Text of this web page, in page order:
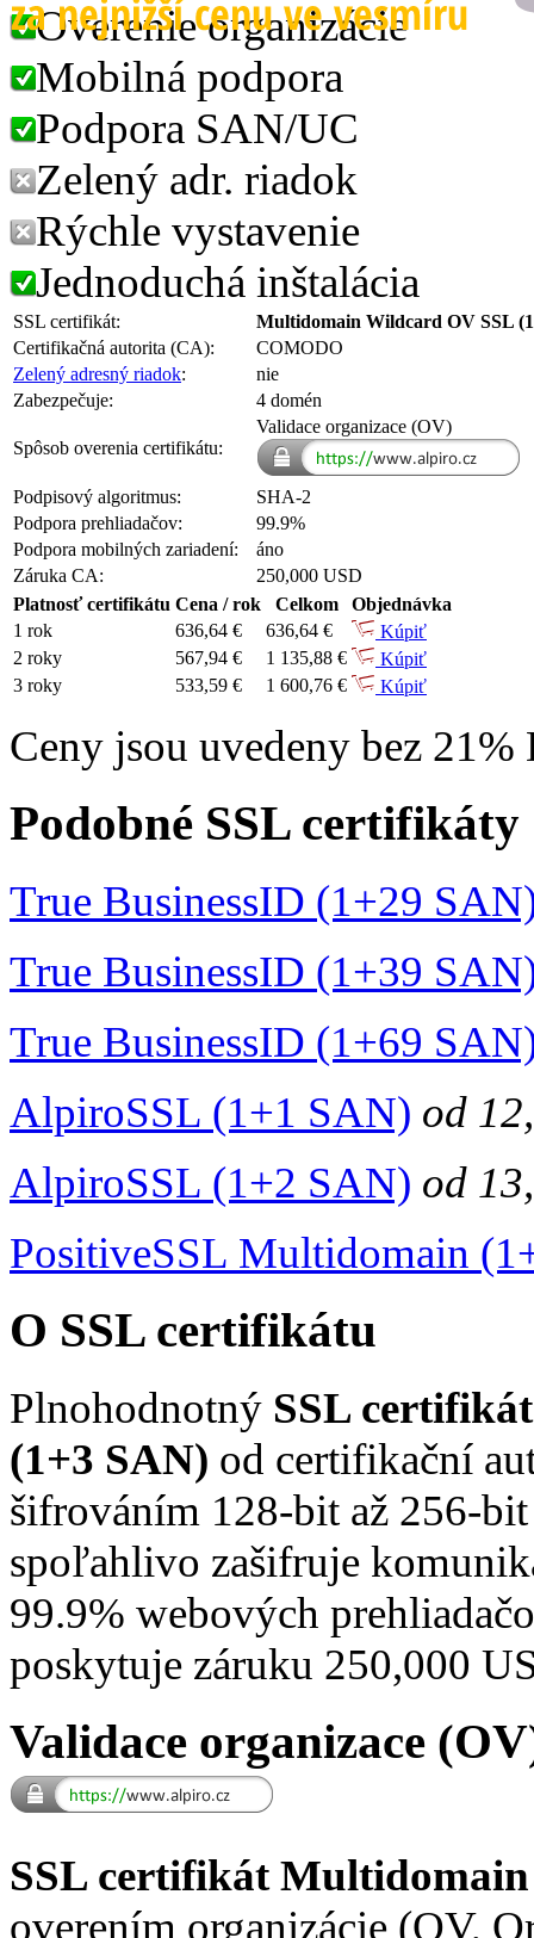
Overenie organizácie
Mobilná podpora
Podpora SAN/UC
Zelený adr. riadok
Rýchle vystavenie
Jednoduchá inštalácia
SSL certifikát:
Multidomain Wildcard OV SSL
Certifikačná autorita (CA):
COMODO
Zelený adresný riadok:
nie
Zabezpečuje:
4 domén
Spôsob overenia certifikátu:
Validace organizace (OV)
Podpisový algoritmus:
SHA-2
Podpora prehliadačov:
99.9%
Podpora mobilných zariadení:
áno
Záruka CA:
250,000 USD
Platnosť certifikátu Cena / rok Celkom
Objednávka
1 rok
636,64 € 636,64 €
Kúpiť
2 roky
567,94 € 1 135,88 €
Kúpiť
3 roky
533,59 € 1 600,76 € Kúpiť
Ceny jsou uvedeny bez 21%
Podobné SSL certifikáty
True BusinessID (1+29
True BusinessID (1+39
True BusinessID (1+69
AlpiroSSL (1+1 SAN) od
AlpiroSSL (1+2 SAN) od
PositiveSSL Multidomain
O SSL certifikátu
Plnohodnotný SSL
(1+3 SAN) od certifikační
šifrováním 128-bit až 256-
spoľahlivo zašifruje
99.9% webových
poskytuje záruku 250,000
Validace organizace
SSL certifikát
overením organizácie (OV,